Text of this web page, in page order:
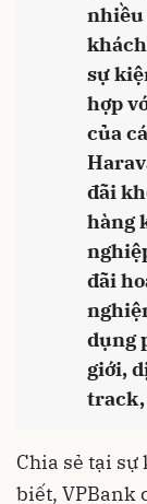
nhiều
sự
hợp
của
đãi
hàng
đãi
dụng
giới,
track,
Chia sẻ tại
biết, VPBank